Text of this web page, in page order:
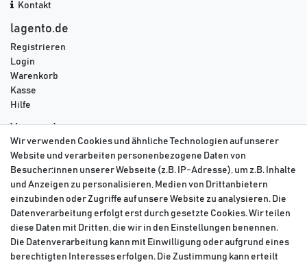
Kontakt
lagento.de
Registrieren
Login
Warenkorb
Kasse
Hilfe
Versand
DPD
GLS
DHL
Wir verwenden Cookies und ähnliche Technologien auf unserer
Website und verarbeiten personenbezogene Daten von
Besucher:innen unserer Webseite (z.B. IP-Adresse), um z.B. Inhalte
und Anzeigen zu personalisieren, Medien von Drittanbietern
einzubinden oder Zugriffe auf unsere Website zu analysieren. Die
Datenverarbeitung erfolgt erst durch gesetzte Cookies. Wir teilen
diese Daten mit Dritten, die wir in den Einstellungen benennen.
Die Datenverarbeitung kann mit Einwilligung oder aufgrund eines
berechtigten Interesses erfolgen. Die Zustimmung kann erteilt